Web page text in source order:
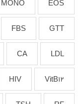
GTT
FBS
LDL
CA
VitB12
HIV